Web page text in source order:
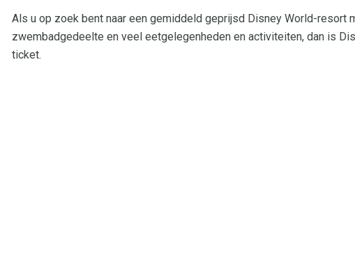
Als u op zoek bent naar een gemiddeld geprijsd Disney World-resort
zwembadgedeelte en veel eetgelegenheden en activiteiten, dan is
ticket.